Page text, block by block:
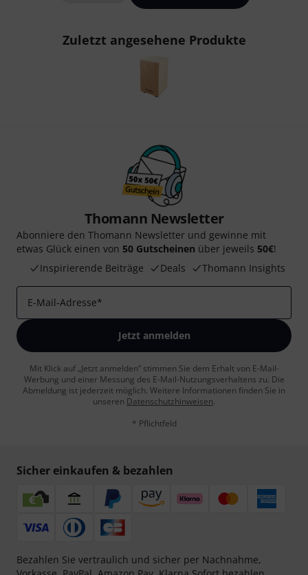
Zuletzt angesehene Produkte
Thomann Newsletter
Abonniere den Thomann Newsletter und gewinne mit
etwas Glück einen von 50 Gutscheinen über jeweils 50€!
Inspirierende Beiträge
Deals Thomann Insights
E-Mail-Adresse*
Jetzt anmelden
Mit Klick auf „Jetzt anmelden“ stimmen Sie dem Erhalt von E-Mail-
Werbung und einer Messung des E-Mail-Nutzungsverhaltens zu. Die
Abmeldung ist jederzeit möglich. Weitere Informationen finden Sie in
unseren Datenschutzhinweisen.
* Pflichtfeld
Sicher einkaufen & bezahlen
Bezahlen Sie vertraulich und sicher per Nachnahme,